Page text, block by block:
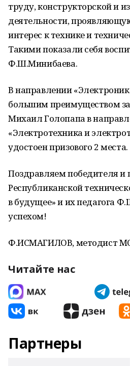
труду, конструкторской и
деятельности,
интерес к технике и
Такими показали себя
Ф.Ш.Минибаева.
В направлении
большим преимуществом
Михаил Голопапа в
«Электротехника и
удостоен призового 2 места.
Поздравляем победителя и
Республиканской
в будущее» и их педагога
успехом!
Ф.ИСМАГИЛОВ, методист
Читайте нас
Партнеры